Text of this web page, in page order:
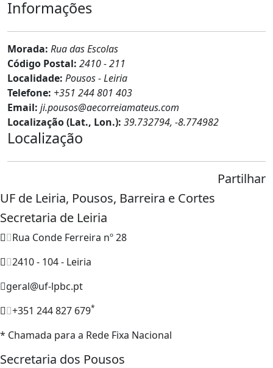
Informações
Morada: Rua das Escolas
Código Postal: 2410 - 211
Localidade: Pousos - Leiria
Telefone: +351 244 801 403
Email: ji.pousos@aecorreiamateus.com
Localização (Lat., Lon.): 39.732794, -8.774982
Localização
Partilhar
UF de Leiria, Pousos, Barreira e Cortes
Secretaria de Leiria
Rua Conde Ferreira nº 28
2410 - 104 - Leiria
geral@uf-lpbc.pt
+351 244 827 679*
* Chamada para a Rede Fixa Nacional
Secretaria dos Pousos